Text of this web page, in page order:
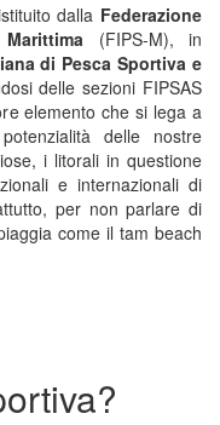
dalla Federazione
(FIPS-M), in
di Pesca Sportiva e
delle sezioni FIPSAS
elemento che si lega a
delle nostre
i litorali in questione
e internazionali di
per non parlare di
come il tam beach